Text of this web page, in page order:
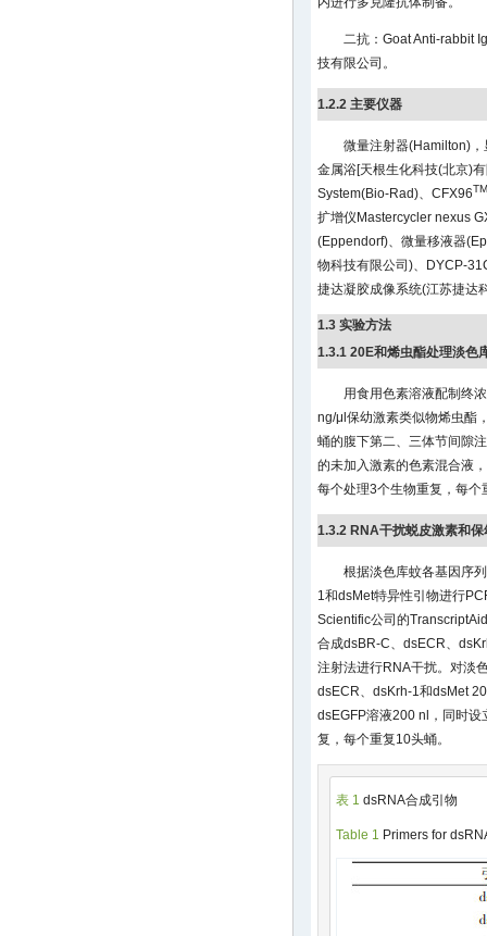
二抗：Goat Anti-rabbit
技有限公司。
1.2.2 主要仪器
微量注射器(Hamilton)
金属浴[天根生化科技(北京)
System(Bio-Rad)、CFX96TM
扩增仪Mastercycler nexus
(Eppendorf)、微量移液器
物科技有限公司)、DYCP-
捷达凝胶成像系统(江苏捷达
1.3 实验方法
1.3.1 20E和烯虫酯处理淡色
用食用色素溶液配制终
ng/μl保幼激素类似物烯虫酯
蛹的腹下第二、三体节间隙
的未加入激素的色素混合液
每个处理3个生物重复，每个
1.3.2 RNA干扰蜕皮激素和
根据淡色库蚊各基因序
1和dsMet特异性引物进行
Scientific公司的
合成dsBR-C、dsECR、
注射法进行RNA干扰。对淡
dsECR、dsKrh-1和dsMet
dsEGFP溶液200 nl，同时设
复，每个重复10头蛹。
表 1 dsRNA合成引物
Table 1 Primers for